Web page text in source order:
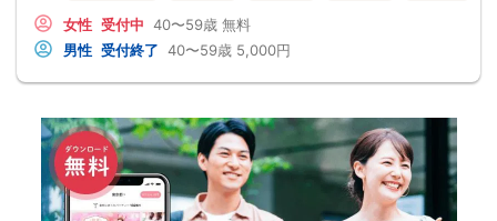
女性 受付中 40〜59歳 無料
男性 受付終了 40〜59歳 5,000円